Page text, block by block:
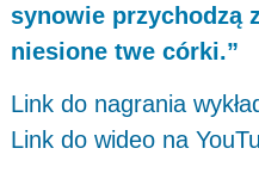
synowie przychodzą
niesione twe córki.”
Link do nagrania
Link do wideo na